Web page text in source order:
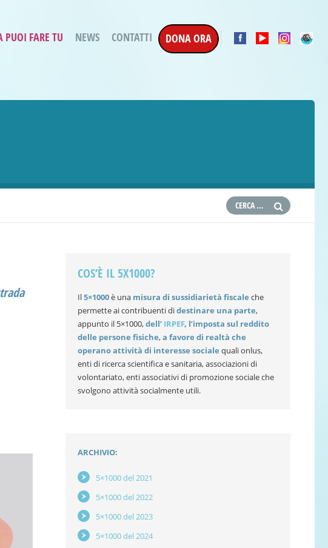
ergoterapica
PUOI FARE TU NEWS CONTATTI DONA ORA
COS’È IL 5X1000?
Il5×1000è una misura di sussidiarietà fiscale che
permette ai contribuenti didestinare una parte,
appunto il 5×1000,dell’ IRPEF, l’imposta sul reddito
delle persone fisiche,a favore di realtà che
operano attività di interesse sociale quali onlus,
enti di ricerca scientifica e sanitaria, associazioni di
volontariato, enti associativi di promozione sociale che
svolgono attività socialmente utili.
ARCHIVIO:
5×1000 del 2021
5×1000 del 2022
5×1000 del 2023
5×1000 del 2024